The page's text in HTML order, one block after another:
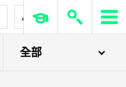
AirPods Pro 3
全部